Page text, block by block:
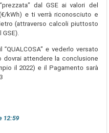
dal GSE ai valori del
kWh) e ti verrà riconosciuto e
(attraverso calcoli piuttosto
e vederlo versato
dovrai attendere la conclusione
il 2022) e il Pagamento sarà
12:59